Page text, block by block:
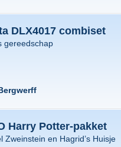
DLX4017 combiset
gereedschap
Harry Potter-pakket
Zweinstein en Hagrid’s Huisje